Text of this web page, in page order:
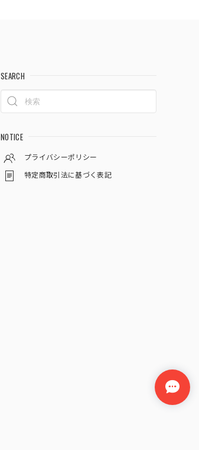
SEARCH
NOTICE
プライバシーポリシー
特定商取引法に基づく表記